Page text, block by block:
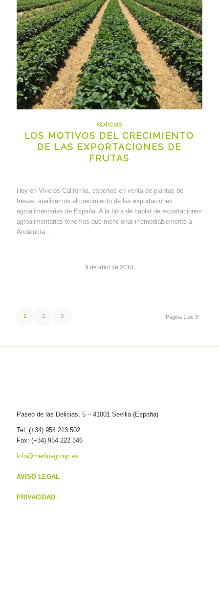
NOTICIAS
LOS MOTIVOS DEL CRECIMIENTO
DE LAS EXPORTACIONES DE
FRUTAS
Hoy en Viveros California, expertos en venta de plantas de
fresas, analizamos el crecimiento de las exportaciones
agroalimentarias de España. A la hora de hablar de exportaciones
agroalimentarias tenemos que mencionar irremediablemente a
Andalucía…
9 de abril de 2018
Página 1 de 3
1 2 3
Paseo de las Delicias, 5 – 41001 Sevilla (España)
Tel. (+34) 954 213 502
Fax: (+34) 954 222 346
info@medinagroup.es
AVISO LEGAL
PRIVACIDAD